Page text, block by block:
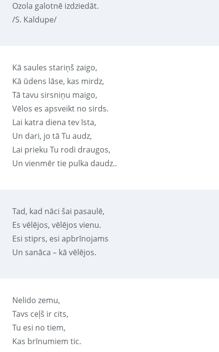
Ozola galotnē izdziedāt.
/S. Kaldupe/
Kā saules stariņš zaigo,
Kā ūdens lāse, kas mirdz,
Tā tavu sirsniņu maigo,
Vēlos es apsveikt no sirds.
Lai katra diena tev īsta,
Un dari, jo tā Tu audz,
Lai prieku Tu rodi draugos,
Un vienmēr tie pulka daudz..
Tad, kad nāci šai pasaulē,
Es vēlējos, vēlējos vienu.
Esi stiprs, esi apbrīnojams
Un sanāca – kā vēlējos.
Nelido zemu,
Tavs ceļš ir cits,
Tu esi no tiem,
Kas brīnumiem tic.